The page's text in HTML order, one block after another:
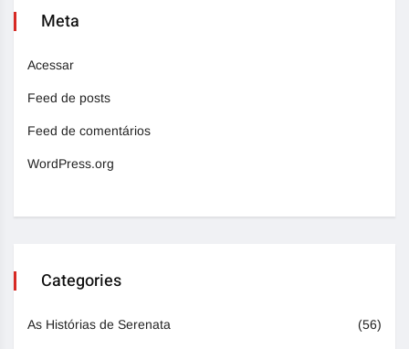
Meta
Acessar
Feed de posts
Feed de comentários
WordPress.org
Categories
As Histórias de Serenata (56)